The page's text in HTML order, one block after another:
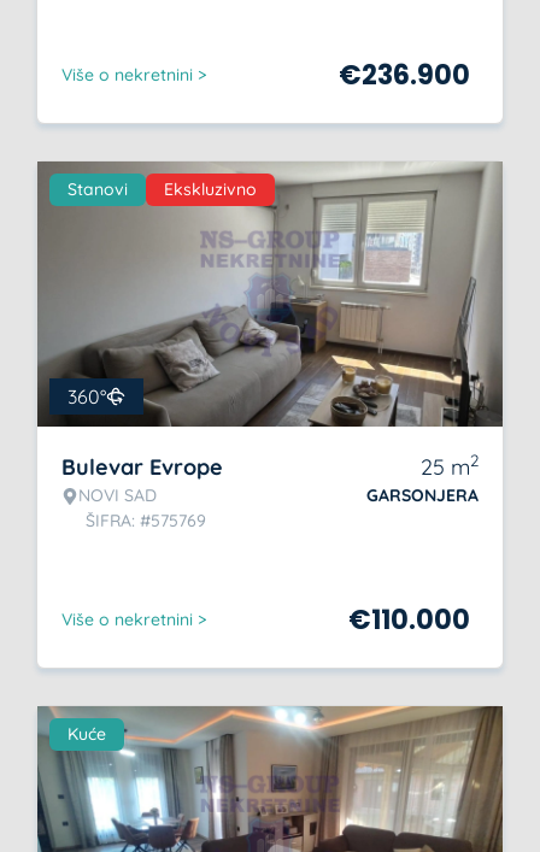
Više o nekretnini > €236.900
Stanovi Ekskluzivno
360°
Bulevar Evrope
NOVI SAD
ŠIFRA: #575769
25 m2
GARSONJERA
Više o nekretnini > €110.000
Kuće